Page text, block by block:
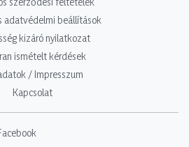
adatvédelmi beállítások
kizáró nyilatkozat
ismételt kérdések
/ Impresszum
Kapcsolat